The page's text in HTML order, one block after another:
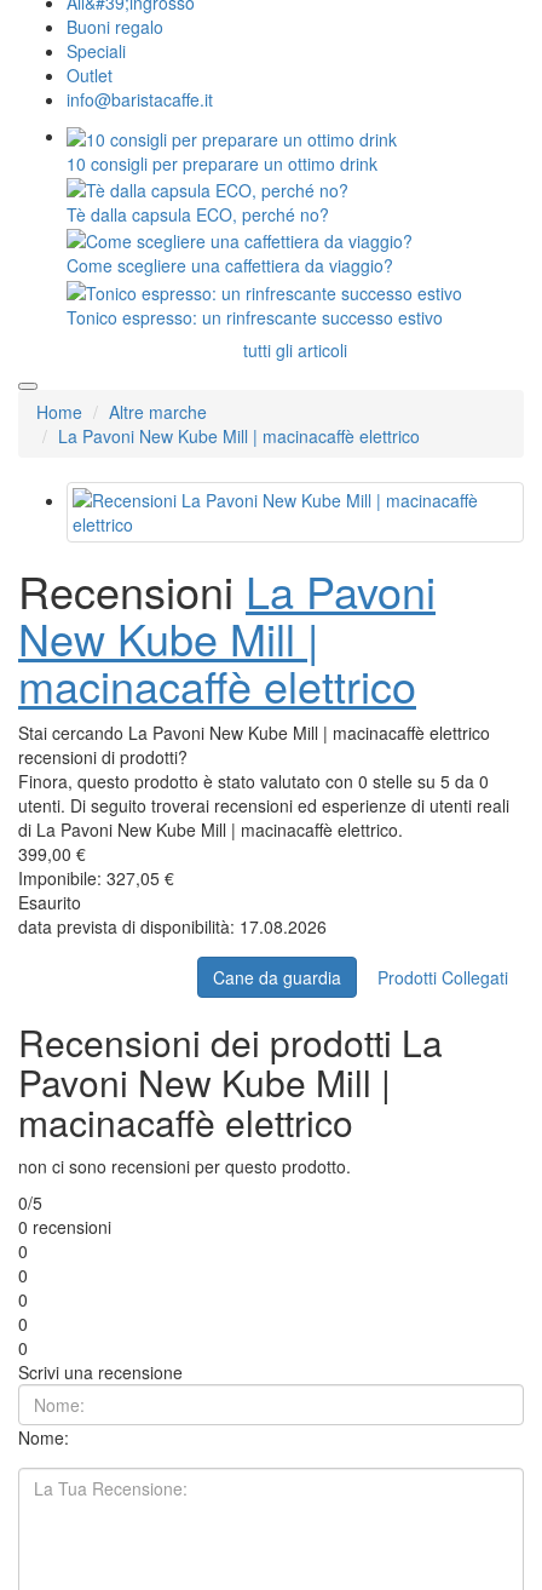
Buoni regalo
Speciali
Outlet
info@baristacaffe.it
10 consigli per preparare un ottimo drink
Tè dalla capsula ECO, perché no?
Come scegliere una caffettiera da viaggio?
Tonico espresso: un rinfrescante successo estivo
tutti gli articoli
Home
Altre marche
La Pavoni New Kube Mill | macinacaffè elettrico
Recensioni La Pavoni
New Kube Mill |
macinacaffè elettrico
Stai cercando La Pavoni New Kube Mill | macinacaffè elettrico
recensioni di prodotti?
Finora, questo prodotto è stato valutato con 0 stelle su 5 da 0
utenti. Di seguito troverai recensioni ed esperienze di utenti reali
di La Pavoni New Kube Mill | macinacaffè elettrico.
399,00 €
Imponibile: 327,05 €
Esaurito
data prevista di disponibilità: 17.08.2026
Cane da guardia Prodotti Collegati
Recensioni dei prodotti La
Pavoni New Kube Mill |
macinacaffè elettrico
non ci sono recensioni per questo prodotto.
0/5
0 recensioni
0
0
0
0
0
Scrivi una recensione
Nome: